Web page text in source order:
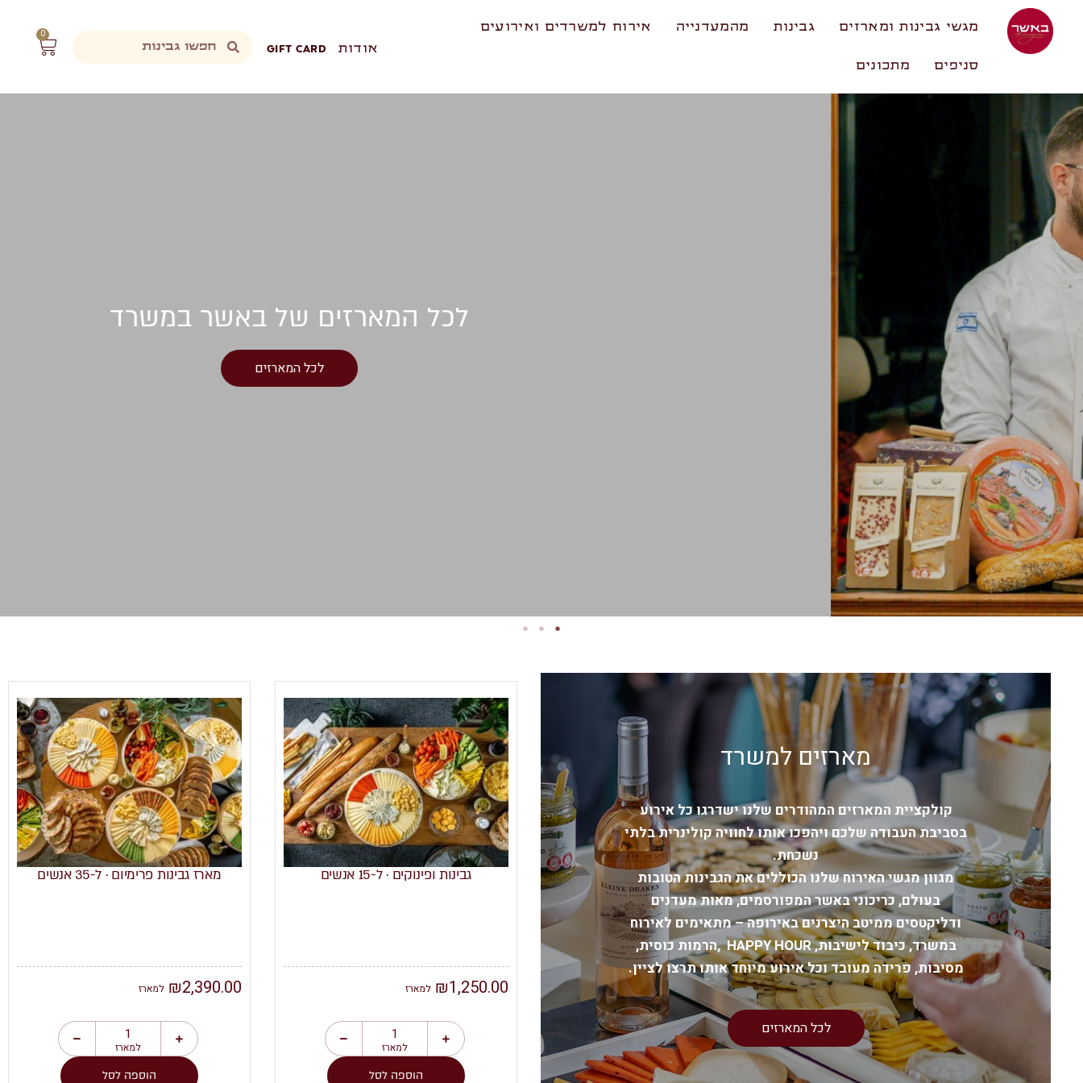
מגשי גבינות ומארזים גבינות מהמעדנייה אירוח למשרדים ואירועים
סניפים מתכונים
אודות GIFT CARD
0
לכל המארזים של באשר במשרד
מארזים למשרד
קולקציית המארזים המהודרים שלנו ישדרגו כל אירוע
בסביבת העבודה שלכם ויהפכו אותו לחוויה קולינרית בלתי
נשכחת.
מגוון מגשי האירוח שלנו הכוללים את הגבינות הטובות
בעולם, כריכוני באשר המפורסמים, מאות מעדנים
ודליקטסים ממיטב היצרנים באירופה – מתאימים לאירוח
במשרד, כיבוד לישיבות,
HAPPYHOUR ,הרמות כוסית,
מסיבות, פרידה מעובד וכל אירוע מיוחד אותו תרצו לציין.
לכל המארזים
מארז גבינות פרימיום · ל-35 אנשים
₪2,390.00 למארז
למארז
הוספה לסל
גבינות ופינוקים · ל-15 אנשים
₪1,250.00 למארז
למארז
הוספה לסל
מגשי גבינות וכריכים · ל-10 אנשים
₪1,090.00 למארז
למארז
הוספה לסל
מארז גבינות פרימיום · ל-35 אנשים
₪2,390.00 למארז
למארז
הוספה לסל